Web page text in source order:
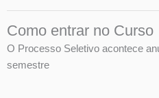
Como entrar no Curso
O Processo Seletivo acontece
semestre